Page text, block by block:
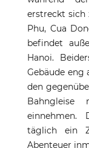
Partymeile
erstreckt sich
Phu, Cua
befindet
Hanoi.
Gebäude eng
den
Bahngleise
einnehmen.
täglich ein
Abenteuer